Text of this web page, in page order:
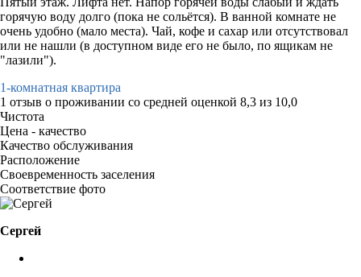
горячую воду долго (пока не сольётся). В ванной комнате не
очень удобно (мало места). Чай, кофе и сахар или отсутствовал
или не нашли (в доступном виде его не было, по ящикам не
"лазили").
1-комнатная квартира
1 отзыв о проживании со средней оценкой 8,3 из 10,0
Чистота
Цена - качество
Качество обслуживания
Расположение
Своевременность заселения
Соответствие фото
Сергей